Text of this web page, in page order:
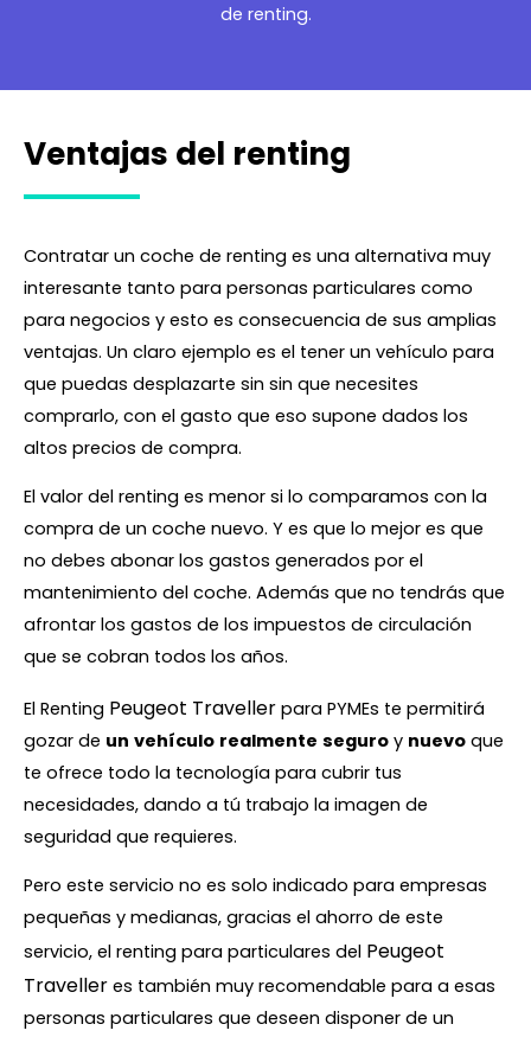
de renting.
Ventajas del renting
Contratar un coche de renting es una alternativa muy
interesante tanto para personas particulares como
para negocios y esto es consecuencia de sus amplias
ventajas. Un claro ejemplo es el tener un vehículo para
que puedas desplazarte sin sin que necesites
comprarlo, con el gasto que eso supone dados los
altos precios de compra.
El valor del renting es menor si lo comparamos con la
compra de un coche nuevo. Y es que lo mejor es que
no debes abonar los gastos generados por el
mantenimiento del coche. Además que no tendrás que
afrontar los gastos de los impuestos de circulación
que se cobran todos los años.
El Renting Peugeot Traveller para PYMEs te permitirá
gozar de un vehículo realmente seguro y nuevo que
te ofrece todo la tecnología para cubrir tus
necesidades, dando a tú trabajo la imagen de
seguridad que requieres.
Pero este servicio no es solo indicado para empresas
pequeñas y medianas, gracias el ahorro de este
servicio, el renting para particulares del Peugeot
Traveller es también muy recomendable para a esas
personas particulares que deseen disponer de un